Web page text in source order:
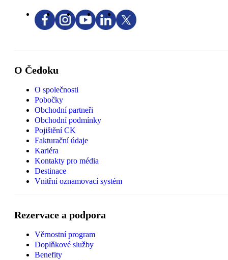
O Čedoku
O společnosti
Pobočky
Obchodní partneři
Obchodní podmínky
Pojištění CK
Fakturační údaje
Kariéra
Kontakty pro média
Destinace
Vnitřní oznamovací systém
Rezervace a podpora
Věrnostní program
Doplňkové služby
Benefity